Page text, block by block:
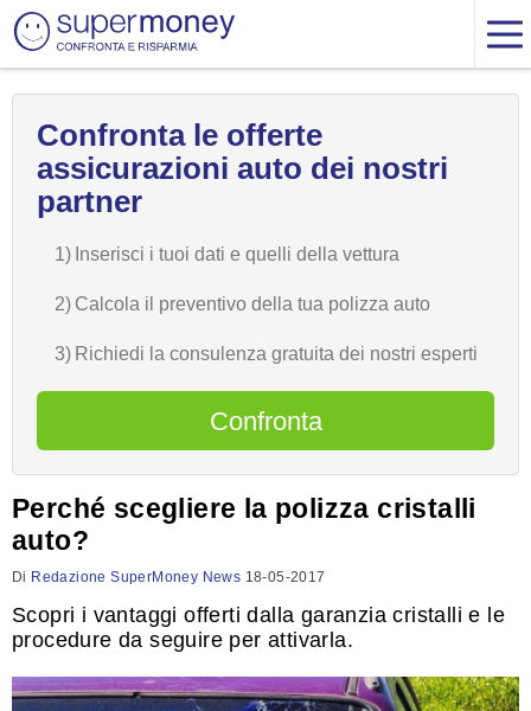
Confronta le offerte
assicurazioni auto dei nostri
partner
1) Inserisci i tuoi dati e quelli della vettura
2) Calcola il preventivo della tua polizza auto
3) Richiedi la consulenza gratuita dei nostri esperti
Confronta
Perché scegliere la polizza cristalli
auto?
Di Redazione SuperMoney News 18-05-2017
Scopri i vantaggi offerti dalla garanzia cristalli e le
procedure da seguire per attivarla.